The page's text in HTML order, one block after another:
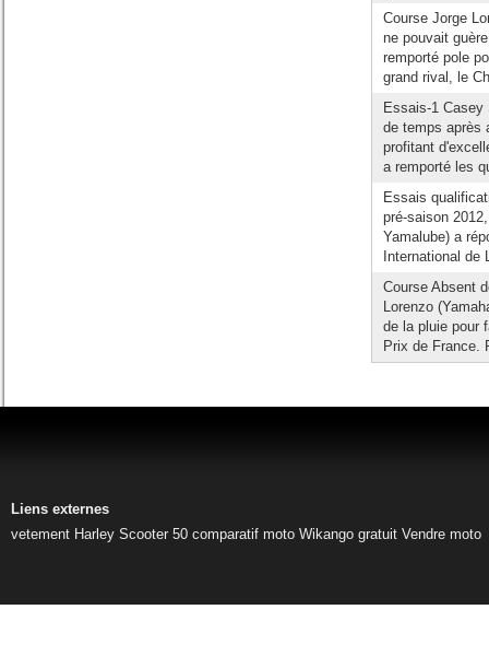
Course Jorge
ne pouvait
remporté pole
grand rival, le
Essais-1 Casey
de temps après
profitant
a remporté les
Essais
pré-saison
Yamalube) a
International de
Course Absent
Lorenzo
de la pluie pour
Prix de France.
Liens externes
vetement Harley Scooter 50 comparatif moto Wikango gratuit Vendre moto